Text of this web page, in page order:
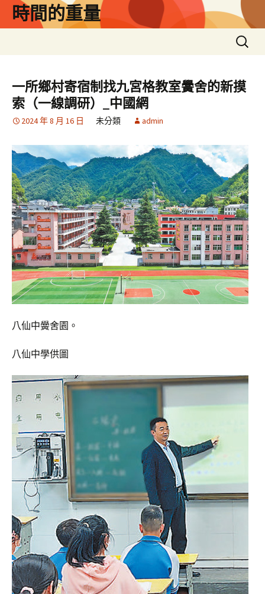
時間的重量
搜
尋
鍵
字:
一所鄉村寄宿制找九宮格教室黌舍的新摸
索（一線調研）_中國網
2024 年 8 月 16 日 未分類 admin
八仙中黌舍園。
八仙中學供圖